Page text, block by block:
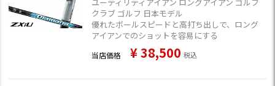
クラブ ゴルフ 日本モデル
優れたボールスピードと高打ち出しで、ロング
アイアンでのショットを容易にする
当店価格 ¥38,500 税込